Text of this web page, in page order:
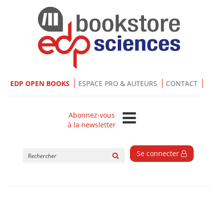
EDP OPEN BOOKS ESPACE PRO & AUTEURS CONTACT
Abonnez-vous
à la newsletter
Se connecter